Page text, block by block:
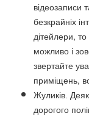
відеозаписи
безкрайніх
дітейлери,
можливо і
звертайте
приміщень,
Жуликів.
дорогого